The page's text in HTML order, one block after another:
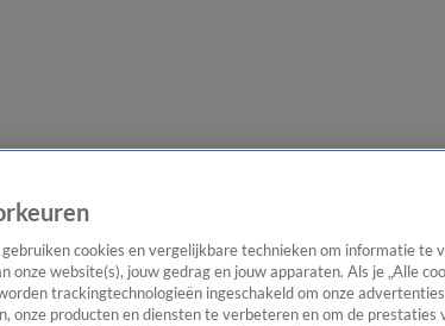
cookies en vergelijkbare technieken om informatie te
onze website(s), jouw gedrag en jouw apparaten. Als je „Alle
trackingtechnologieën ingeschakeld om onze
onze producten en diensten te verbeteren en om de prestaties